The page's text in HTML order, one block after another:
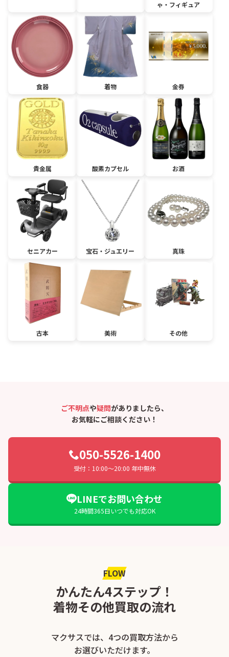
ゃ・フィギュア
食器 着物 金券
貴金属 酸素カプセル お酒
セニアカー 宝石・ジュエリー 真珠
古本 美術 その他
ご不明点や疑問がありましたら、
お気軽にご相談ください！
050-5526-1400
受付：10:00〜20:00 年中無休
LINEでお問い合わせ
24時間365日いつでも対応OK
FLOW
かんたん4ステップ！
着物その他買取の流れ
マクサスでは、4つの買取方法から
お選びいただけます。